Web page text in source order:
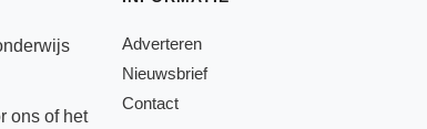
ons of het
Adverteren
Nieuwsbrief
Contact